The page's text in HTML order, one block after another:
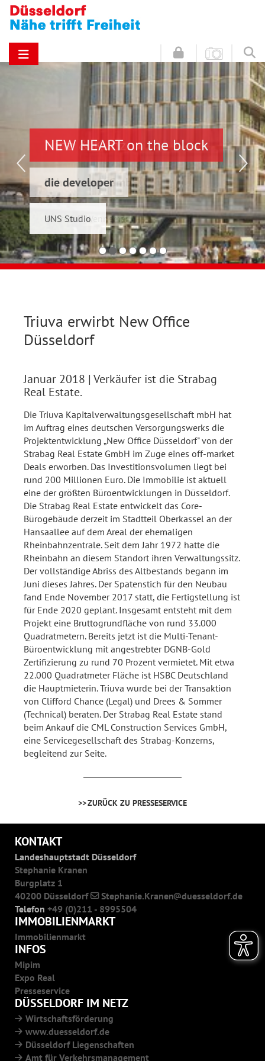
NEW HEART on the block
die developer
UNS Studio
Hinz & Kunz
Schwelmer7 GmbH
Konrad & Wennemar
Triuva erwirbt New Office
Düsseldorf
Januar 2018 | Verkäufer ist die Strabag
Real Estate.
Die Triuva Kapitalverwaltungsgesellschaft mbH hat
im Auftrag eines deutschen Versorgungswerks die
Projektentwicklung „New Office Düsseldorf" von der
Strabag Real Estate GmbH im Zuge eines off-market
Deals erworben. Das Investitionsvolumen liegt bei
rund 200 Millionen Euro. Die Immobilie ist aktuell
eine der größten Büroentwicklungen in Düsseldorf.
Die Strabag Real Estate entwickelt das Core-
Bürogebäude derzeit im Stadtteil Oberkassel an der
Hansaallee auf dem Areal der ehemaligen
Rheinbahnzentrale. Seit dem Jahr 1972 hatte die
Rheinbahn an diesem Standort ihren Verwaltungssitz.
Der vollständige Abriss des Altbestands begann im
Juni dieses Jahres. Der Spatenstich für den Neubau
fand Ende November 2017 statt, die Fertigstellung ist
für Ende 2020 geplant. Insgesamt entsteht mit dem
Projekt eine Bruttogrundfläche von rund 33.000
Quadratmetern. Bereits jetzt ist die Multi-Tenant-
Büroentwicklung mit angestrebter DGNB-Gold
Zertifizierung zu rund 70 Prozent vermietet. Mit etwa
22.000 Quadratmeter Fläche ist HSBC Deutschland
die Hauptmieterin. Triuva wurde bei der Transaktion
von Clifford Chance (Legal) und Drees & Sommer
(Technical) beraten. Der Strabag Real Estate stand
beim Ankauf die CML Construction Services GmbH,
eine Servicegesellschaft des Strabag-Konzerns,
begleitend zur Seite.
ZURÜCK ZU PRESSESERVICE
KONTAKT
Landeshauptstadt Düsseldorf
Stephanie Kranen
Burgplatz 1
40200 Düsseldorf
Stephanie.Kranen
duesseldorf.de
Telefon +49 (0)211 - 8995504
IMMOBILIENMARKT
Immobilienmarkt
INFOS
Mipim
Expo Real
Presseservice
DÜSSELDORF IM NETZ
Wirtschaftsförderung
www.duesseldorf.de
Düsseldorf Liegenschaften
Amt für Verkehrsmanagement